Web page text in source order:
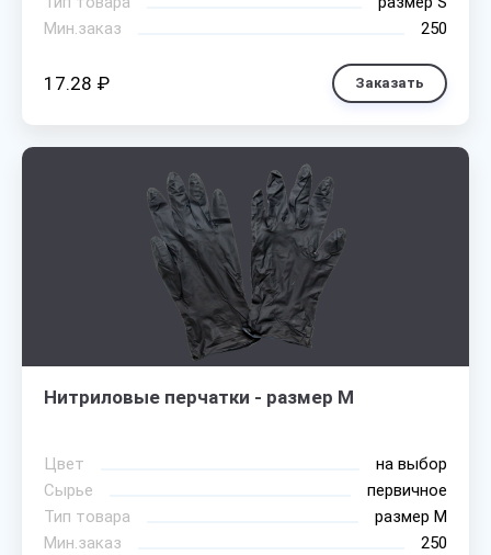
Мин.заказ
250
17.28 ₽ Заказать
Нитриловые перчатки - размер M
Цвет
на выбор
Сырье
первичное
Тип товара
размер М
Мин.заказ
250